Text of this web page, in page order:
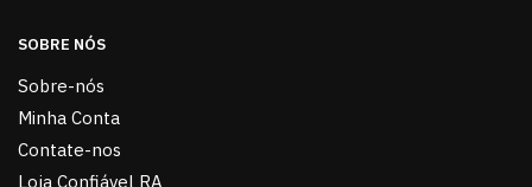
SOBRE NÓS
Sobre-nós
Minha Conta
Contate-nos
Loja Confiável RA